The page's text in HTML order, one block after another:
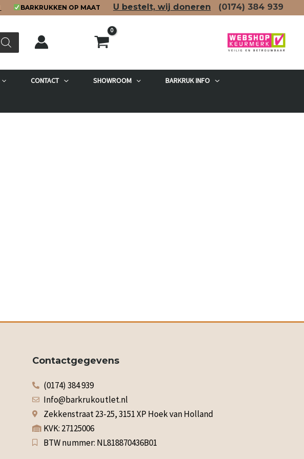
BARKRUKKEN OP MAAT U bestelt, wij doneren (0174) 384 939
CONTACT SHOWROOM BARKRUK INFO
Contactgegevens
(0174) 384 939
Info@barkrukoutlet.nl
Zekkenstraat 23-25, 3151 XP Hoek van Holland
KVK: 27125006
BTW nummer: NL818870436B01